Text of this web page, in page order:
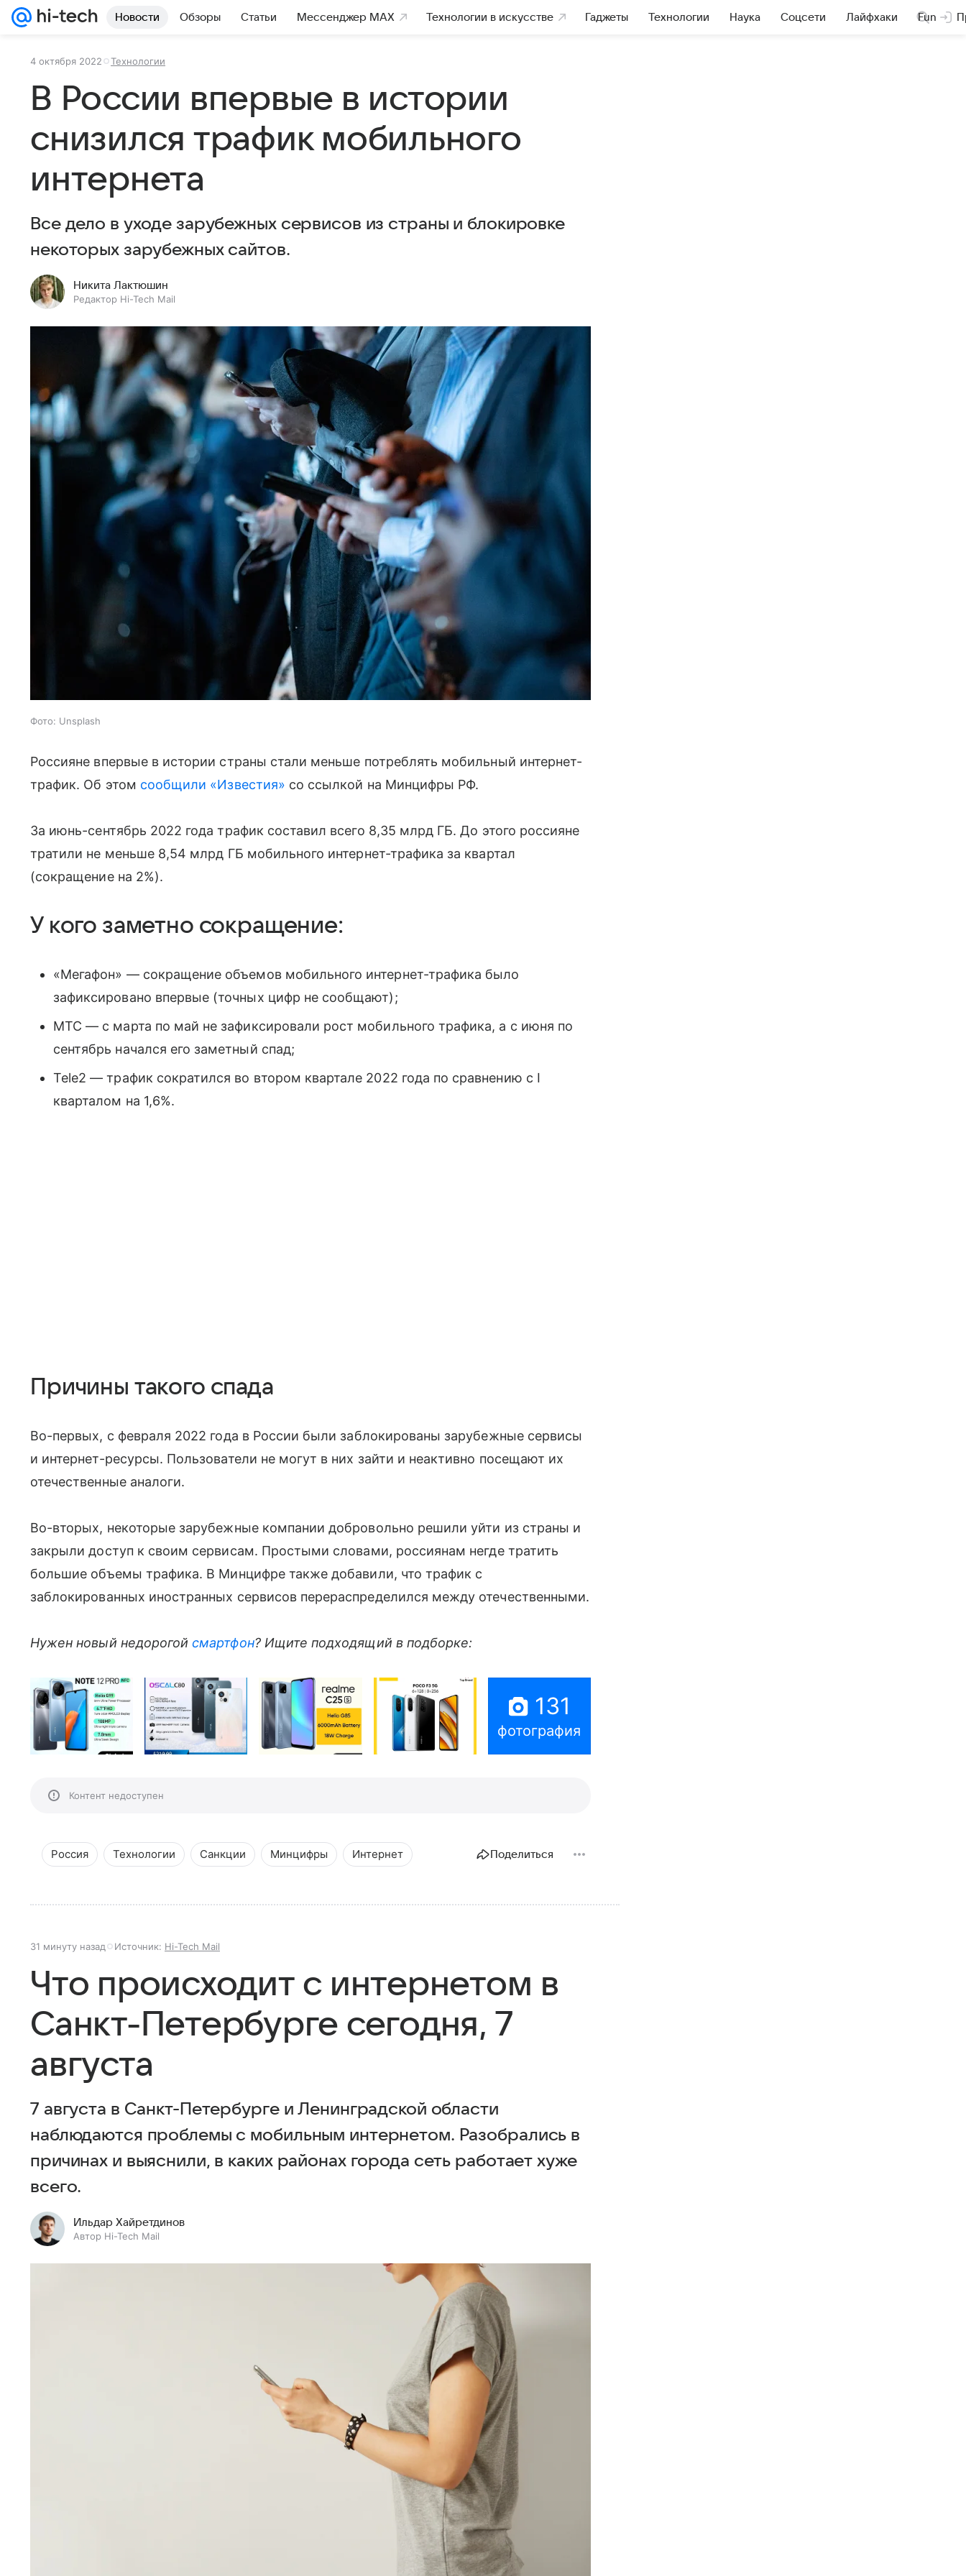
Новости Обзоры Статьи Мессенджер MAX Технологии в искусстве Гаджеты Технологии Наука Соцсети Лайфхаки Fun
4 октября 2022 Технологии
В России впервые в истории
снизился трафик мобильного
интернета
Все дело в уходе зарубежных сервисов из страны и блокировке
некоторых зарубежных сайтов.
Никита Лактюшин
Редактор Hi-Tech Mail
Фото: Unsplash
Россияне впервые в истории страны стали меньше потреблять мобильный интернет-
трафик. Об этом сообщили «Известия» со ссылкой на Минцифры РФ.
За июнь-сентябрь 2022 года трафик составил всего 8,35 млрд ГБ. До этого россияне
тратили не меньше 8,54 млрд ГБ мобильного интернет-трафика за квартал
(сокращение на 2%).
У кого заметно сокращение:
«Мегафон» — сокращение объемов мобильного интернет-трафика было
зафиксировано впервые (точных цифр не сообщают);
МТС — с марта по май не зафиксировали рост мобильного трафика, а с июня по
сентябрь начался его заметный спад;
Tele2 — трафик сократился во втором квартале 2022 года по сравнению с I
кварталом на 1,6%.
Причины такого спада
Во-первых, с февраля 2022 года в России были заблокированы зарубежные сервисы
и интернет-ресурсы. Пользователи не могут в них зайти и неактивно посещают их
отечественные аналоги.
Во-вторых, некоторые зарубежные компании добровольно решили уйти из страны и
закрыли доступ к своим сервисам. Простыми словами, россиянам негде тратить
большие объемы трафика. В Минцифре также добавили, что трафик с
заблокированных иностранных сервисов перераспределился между отечественными.
Нужен новый недорогойсмартфон? Ищите подходящий в подборке:
131
фотография
Контент недоступен
Россия Технологии Санкции Минцифры Интернет Поделиться
31 минуту назад Источник: Hi-Tech Mail
Что происходит с интернетом в
Санкт-Петербурге сегодня, 7
августа
7 августа в Санкт-Петербурге и Ленинградской области
наблюдаются проблемы с мобильным интернетом. Разобрались в
причинах и выяснили, в каких районах города сеть работает хуже
всего.
Ильдар Хайретдинов
Автор Hi-Tech Mail